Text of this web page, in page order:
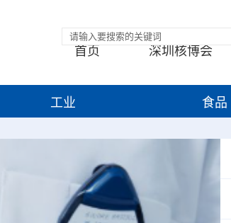
首页 深圳核博会
工业 食品